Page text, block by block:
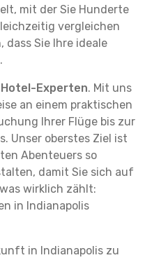
mit der Sie Hunderte
vergleichen
dass Sie Ihre ideale
Experten. Mit uns
an einem praktischen
Ihrer Flüge bis zur
Unser oberstes Ziel ist
Abenteuers so
damit Sie sich auf
wirklich zählt:
in Indianapolis
in Indianapolis zu